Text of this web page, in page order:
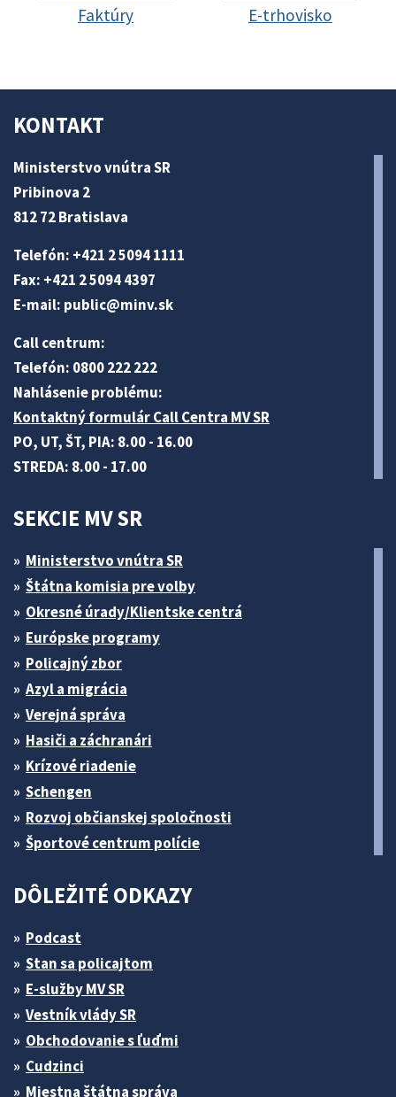
Faktúry E-trhovisko
KONTAKT
Ministerstvo vnútra SR
Pribinova 2
812 72 Bratislava
Telefón: +421 2 5094 1111
Fax: +421 2 5094 4397
E-mail: public@minv.sk
Call centrum:
Telefón: 0800 222 222
Nahlásenie problému:
Kontaktný formulár Call Centra MV SR
PO, UT, ŠT, PIA: 8.00 - 16.00
STREDA: 8.00 - 17.00
SEKCIE MV SR
Ministerstvo vnútra SR
Štátna komisia pre volby
Okresné úrady/Klientske centrá
Európske programy
Policajný zbor
Azyl a migrácia
Verejná správa
Hasiči a záchranári
Krízové riadenie
Schengen
Rozvoj občianskej spoločnosti
Športové centrum polície
DÔLEŽITÉ ODKAZY
Podcast
Stan sa policajtom
E-služby MV SR
Vestník vlády SR
Obchodovanie s ľuďmi
Cudzinci
Miestna štátna správa